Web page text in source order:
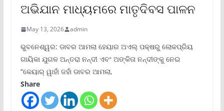
ଅଭିଯାନ ମାଧ୍ୟମରେ ମାତୃଦିବସ ପାଳନ
May 13, 2026 admin
ଭୁବନେଶ୍ୱର: ଡାବର ଆମଲା ହେୟାର ଅଏଲ୍ ପକ୍ଷରୁ ଲୋକପ୍ରିୟ
ଗାୟିକା ଯୁଗଳ ଅନ୍ତରା ନନ୍ଦୀ ଏବଂ ଅଙ୍କିତା ନନ୍ଦୀଙ୍କୁ ନେଇ
“କେୟାର୍ ୱାହାଁ ଜହାଁ ଡାବର ଆମଲା,
Share